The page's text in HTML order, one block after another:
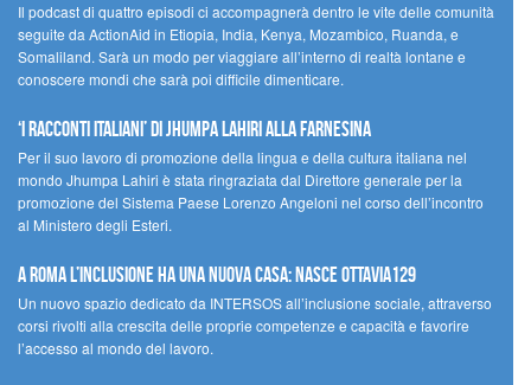
Il podcast di quattro episodi ci accompagnerà dentro le vite delle comunità
seguite da ActionAid in Etiopia, India, Kenya, Mozambico, Ruanda, e
Somaliland. Sarà un modo per viaggiare all’interno di realtà lontane e
conoscere mondi che sarà poi difficile dimenticare.
‘I racconti italiani’ di Jhumpa Lahiri alla Farnesina
Per il suo lavoro di promozione della lingua e della cultura italiana nel
mondo Jhumpa Lahiri è stata ringraziata dal Direttore generale per la
promozione del Sistema Paese Lorenzo Angeloni nel corso dell’incontro
al Ministero degli Esteri.
A Roma l’inclusione ha una nuova casa: nasce Ottavia129
Un nuovo spazio dedicato da INTERSOS all’inclusione sociale, attraverso
corsi rivolti alla crescita delle proprie competenze e capacità e favorire
l’accesso al mondo del lavoro.